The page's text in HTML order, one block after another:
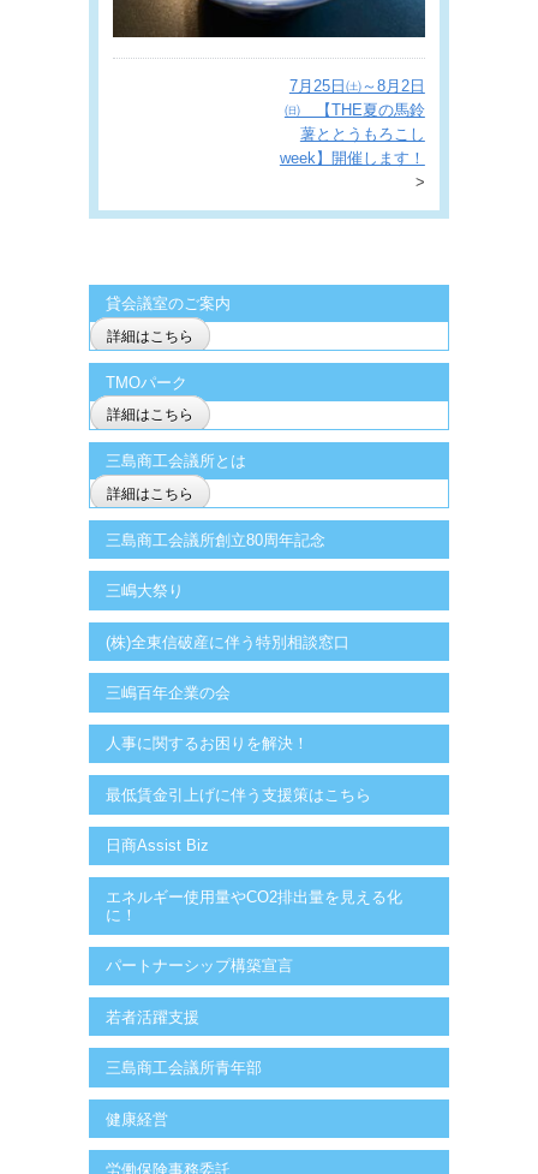
7月25日㈯～8月2日
㈰ 【THE夏の馬鈴
薯ととうもろこし
week】開催します！
>
貸会議室のご案内
詳細はこちら
TMOパーク
詳細はこちら
三島商工会議所とは
詳細はこちら
三島商工会議所創立80周年記念
三嶋大祭り
(株)全東信破産に伴う特別相談窓口
三嶋百年企業の会
人事に関するお困りを解決！
最低賃金引上げに伴う支援策はこちら
日商Assist Biz
エネルギー使用量やCO2排出量を見える化
に！
パートナーシップ構築宣言
若者活躍支援
三島商工会議所青年部
健康経営
労働保険事務委託